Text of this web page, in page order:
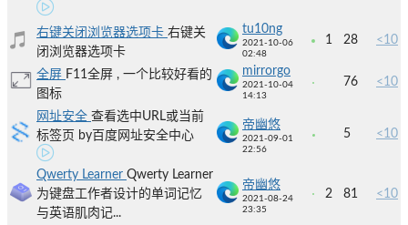
右键关闭浏览器选项卡 右键关
闭浏览器选项卡
tu10ng
2021-10-06
02:48
1 28 <10
全屏 F11全屏 , 一个比较好看的
图标
mirrorgo
2021-10-04
14:13
76 <10
网址安全 查看选中URL或当前
标签页 by百度网址安全中心
帝幽悠
2021-09-01
22:56
5 <10
Qwerty Learner Qwerty Learner
为键盘工作者设计的单词记忆
与英语肌肉记...
帝幽悠
2021-08-24
23:35
2 81 <10